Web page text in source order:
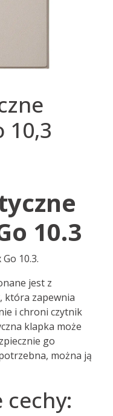
10,3
10.3
10.3.
jest z
która zapewnia
i chroni czytnik
klapka może
go
można ją
cechy: